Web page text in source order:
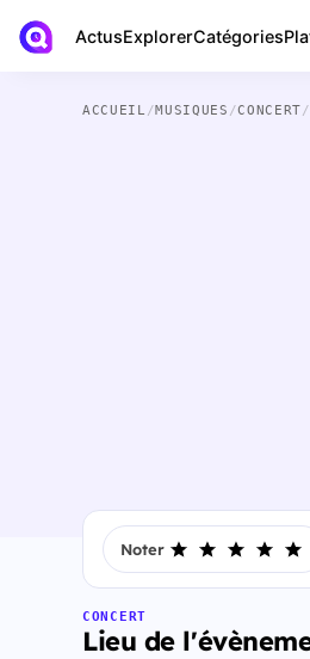
ActusExplorerCatégories
ACCUEIL /MUSIQUES /CONCERT/
Noter
CONCERT
Lieu de